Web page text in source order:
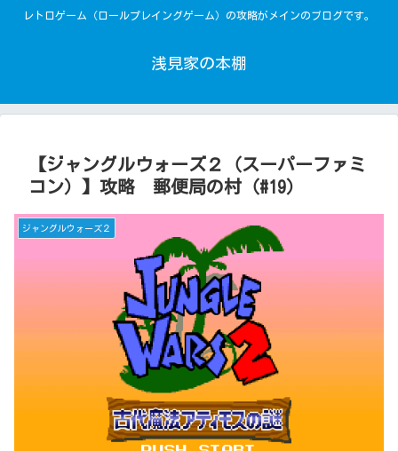
レトロゲーム（ロールプレイングゲーム）の攻略がメインのブログです。
浅見家の本棚
【ジャングルウォーズ２（スーパーファミ
コン）】攻略 郵便局の村（#19）
ジャングルウォーズ２